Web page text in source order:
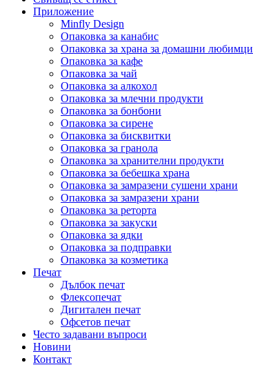
Приложение
Minfly Design
Опаковка за канабис
Опаковка за храна за домашни любимци
Опаковка за кафе
Опаковка за чай
Опаковка за алкохол
Опаковка за млечни продукти
Опаковка за бонбони
Опаковка за сирене
Опаковка за бисквитки
Опаковка за гранола
Опаковка за хранителни продукти
Опаковка за бебешка храна
Опаковка за замразени сушени храни
Опаковка за замразени храни
Опаковка за реторта
Опаковка за закуски
Опаковка за ядки
Опаковка за подправки
Опаковка за козметика
Печат
Дълбок печат
Флексопечат
Дигитален печат
Офсетов печат
Често задавани въпроси
Новини
Контакт